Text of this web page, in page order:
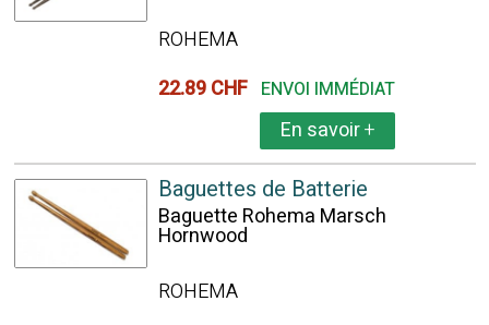
ROHEMA
22.89 CHF ENVOI IMMÉDIAT
En savoir+
Baguettes de Batterie
Baguette Rohema Marsch
Hornwood
ROHEMA